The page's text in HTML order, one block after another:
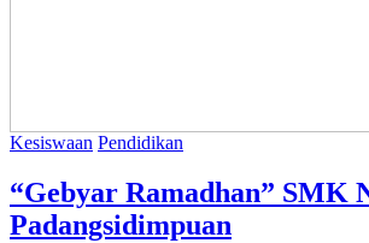
Kesiswaan Pendidikan
“Gebyar Ramadhan” SMK
Padangsidimpuan